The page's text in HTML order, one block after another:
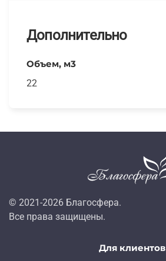
Дополнительно
Объем, м3
22
© 2021-2026 Благосфера.
Все права защищены.
Для клиентов